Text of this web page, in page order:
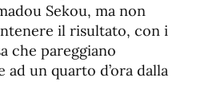
Sekou, ma non
il risultato, con i
che pareggiano
ad un quarto d’ora dalla